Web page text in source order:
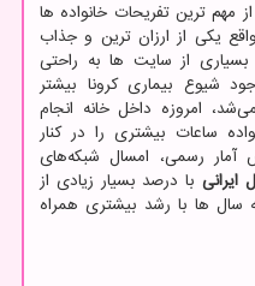
مهم ترین تفریحات خانواده ها
یکی از ارزان ترین و جذاب
از سایت ها به راحتی
شیوع بیماری کرونا بیشتر
امروزه داخل خانه انجام
ساعات بیشتری را در کنار
آمار رسمی، امسال شبکه‌های
ایرانیبا درصد بسیار زیادی از
سال ها با رشد بیشتری همراه